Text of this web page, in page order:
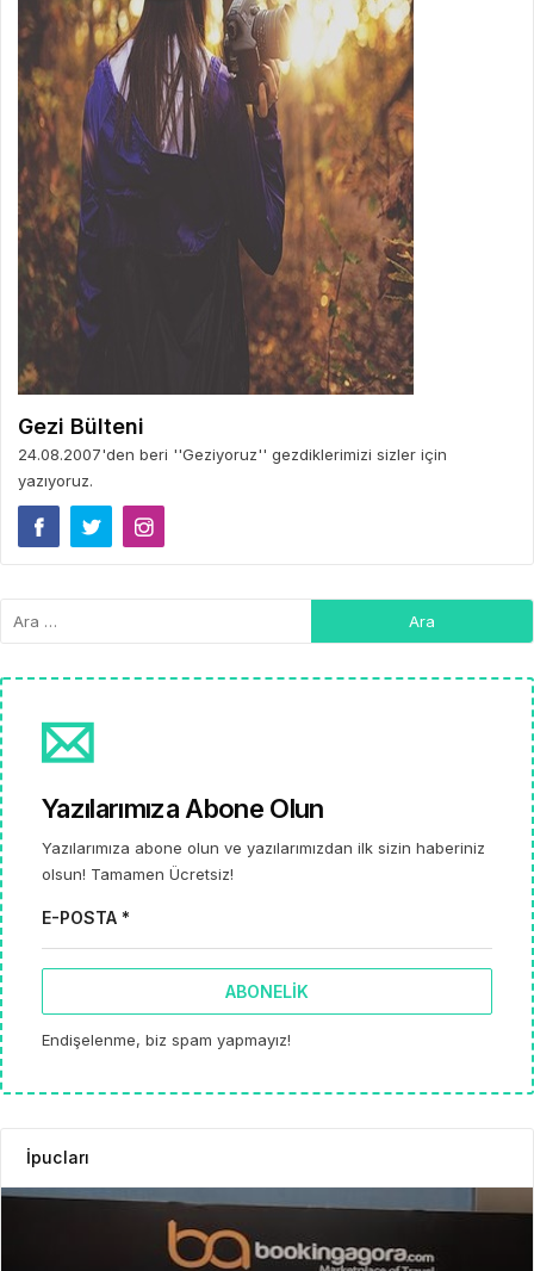
Gezi Bülteni
24.08.2007'den beri ''Geziyoruz'' gezdiklerimizi sizler için
yazıyoruz.
Yazılarımıza Abone Olun
Yazılarımıza abone olun ve yazılarımızdan ilk sizin haberiniz
olsun! Tamamen Ücretsiz!
E-POSTA *
ABONELIK
Endişelenme, biz spam yapmayız!
İpucları